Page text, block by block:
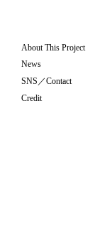
About This Project
News
SNS／Contact
Credit